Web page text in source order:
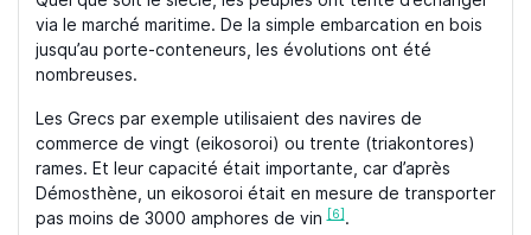
via le marché maritime. De la simple embarcation en bois
jusqu’au porte-conteneurs, les évolutions ont été
nombreuses.
Les Grecs par exemple utilisaient des navires de
commerce de vingt (eikosoroi) ou trente (triakontores)
rames. Et leur capacité était importante, car d’après
Démosthène, un eikosoroi était en mesure de transporter
pas moins de 3000 amphores de vin [6].